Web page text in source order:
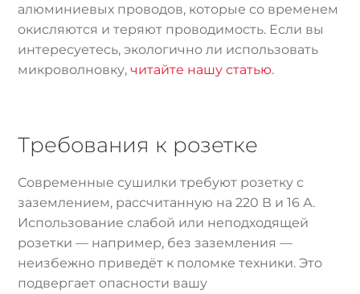
алюминиевых проводов, которые со временем
окисляются и теряют проводимость. Если вы
интересуетесь, экологично ли использовать
микроволновку,читайте нашу статью.
Требования к розетке
Современные сушилки требуют розетку с
заземлением, рассчитанную на 220 В и 16 А.
Использование слабой или неподходящей
розетки — например, без заземления —
неизбежно приведёт к поломке техники. Это
подвергает опасности вашу